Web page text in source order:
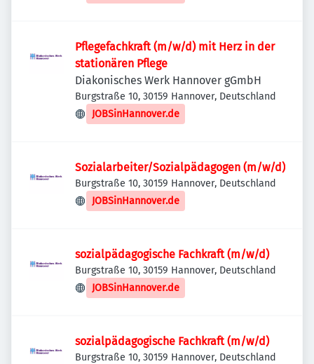
Pflegefachkraft (m/w/d) mit Herz in der
stationären Pflege
Diakonisches Werk Hannover gGmbH
Burgstraße 10, 30159 Hannover, Deutschland
JOBSinHannover.de
Sozialarbeiter/Sozialpädagogen (m/w/d)
Burgstraße 10, 30159 Hannover, Deutschland
JOBSinHannover.de
sozialpädagogische Fachkraft (m/w/d)
Burgstraße 10, 30159 Hannover, Deutschland
JOBSinHannover.de
sozialpädagogische Fachkraft (m/w/d)
Burgstraße 10, 30159 Hannover, Deutschland